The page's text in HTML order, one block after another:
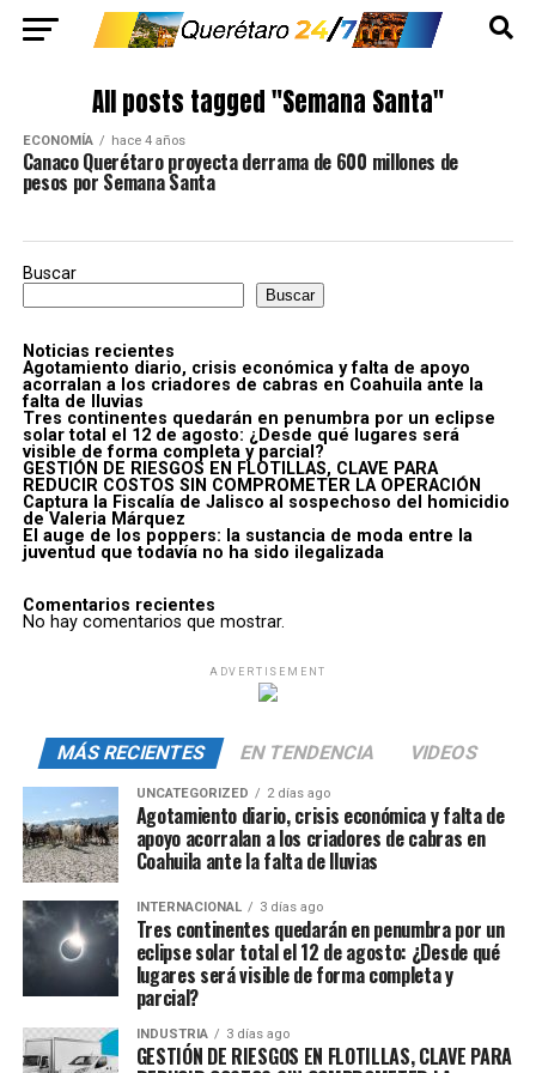
All posts tagged "Semana Santa"
ECONOMÍA hace 4 años
Canaco Querétaro proyecta derrama de 600 millones de
pesos por Semana Santa
Buscar
Buscar
Noticias recientes
Agotamiento diario, crisis económica y falta de apoyo
acorralan a los criadores de cabras en Coahuila ante la
falta de lluvias
Tres continentes quedarán en penumbra por un eclipse
solar total el 12 de agosto: ¿Desde qué lugares será
visible de forma completa y parcial?
GESTIÓN DE RIESGOS EN FLOTILLAS, CLAVE PARA
REDUCIR COSTOS SIN COMPROMETER LA OPERACIÓN
Captura la Fiscalía de Jalisco al sospechoso del homicidio
de Valeria Márquez
El auge de los poppers: la sustancia de moda entre la
juventud que todavía no ha sido ilegalizada
Comentarios recientes
No hay comentarios que mostrar.
ADVERTISEMENT
MÁS RECIENTES EN TENDENCIA VIDEOS
UNCATEGORIZED 2 días ago
Agotamiento diario, crisis económica y falta de
apoyo acorralan a los criadores de cabras en
Coahuila ante la falta de lluvias
INTERNACIONAL 3 días ago
Tres continentes quedarán en penumbra por un
eclipse solar total el 12 de agosto: ¿Desde qué
lugares será visible de forma completa y
parcial?
INDUSTRIA 3 días ago
GESTIÓN DE RIESGOS EN FLOTILLAS, CLAVE PARA